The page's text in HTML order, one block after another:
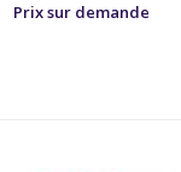
Prix sur demande